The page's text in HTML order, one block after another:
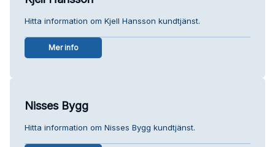
Hitta information om Kjell Hansson kundtjänst.
Mer info
Nisses Bygg
Hitta information om Nisses Bygg kundtjänst.